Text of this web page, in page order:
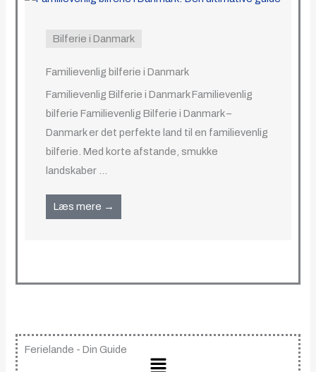
Bilferie i Danmark
Familievenlig bilferie i Danmark
Familievenlig Bilferie i Danmark Familievenlig
bilferie Familievenlig Bilferie i Danmark –
Danmark er det perfekte land til en familievenlig
bilferie. Med korte afstande, smukke
landskaber ...
Læs mere →
Ferielande - Din Guide